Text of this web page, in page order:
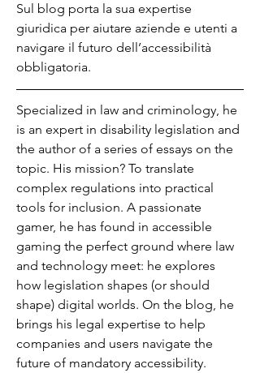
Sul blog porta la sua expertise
giuridica per aiutare aziende e utenti a
navigare il futuro dell’accessibilità
obbligatoria.
Specialized in law and criminology, he
is an expert in disability legislation and
the author of a series of essays on the
topic. His mission? To translate
complex regulations into practical
tools for inclusion. A passionate
gamer, he has found in accessible
gaming the perfect ground where law
and technology meet: he explores
how legislation shapes (or should
shape) digital worlds. On the blog, he
brings his legal expertise to help
companies and users navigate the
future of mandatory accessibility.